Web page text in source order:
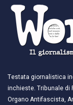
Testata giornalistica
inchieste. Tribunale di
Organo Antifascista,